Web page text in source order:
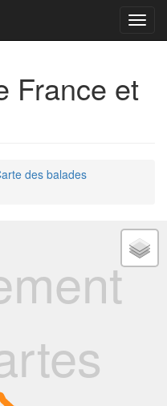
France et
des balades